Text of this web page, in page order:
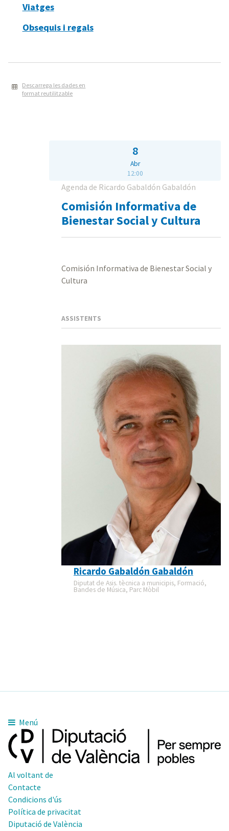
Viatges
Obsequis i regals
Descarrega les dades en
format reutilitzable
8
Abr
12:00
Agenda de Ricardo Gabaldón Gabaldón
Comisión Informativa de
Bienestar Social y Cultura
Comisión Informativa de Bienestar Social y
Cultura
ASSISTENTS
Ricardo Gabaldón Gabaldón
Diputat de Asis. tècnica a municipis, Formació,
Bandes de Música, Parc Mòbil
Menú
Al voltant de
Contacte
Condicions d'ús
Política de privacitat
Diputació de València